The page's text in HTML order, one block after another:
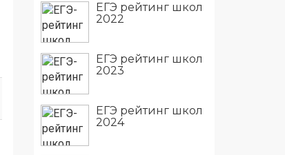
ЕГЭ рейтинг школ
2022
ЕГЭ рейтинг школ
2023
ЕГЭ рейтинг школ
2024